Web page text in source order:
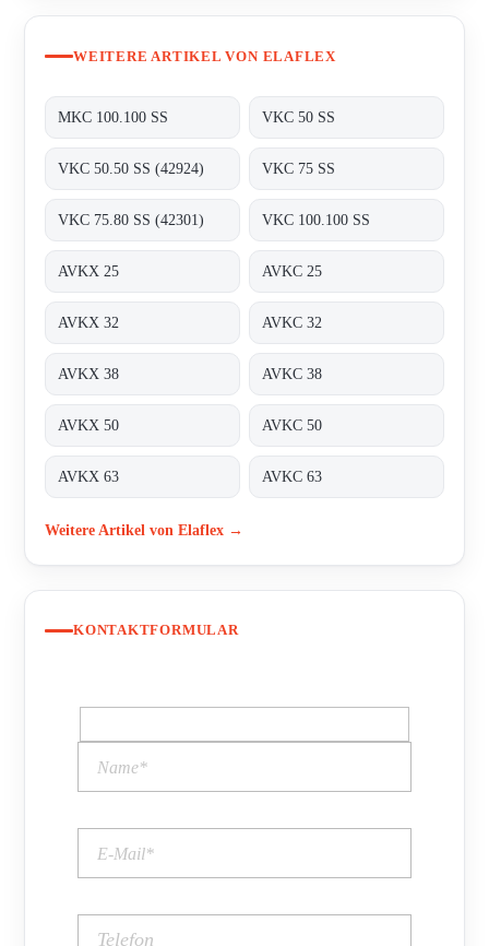
WEITERE ARTIKEL VON ELAFLEX
MKC 100.100 SS VKC 50 SS
VKC 50.50 SS (42924) VKC 75 SS
VKC 75.80 SS (42301) VKC 100.100 SS
AVKX 25 AVKC 25
AVKX 32 AVKC 32
AVKX 38 AVKC 38
AVKX 50 AVKC 50
AVKX 63 AVKC 63
Weitere Artikel von Elaflex →
KONTAKTFORMULAR